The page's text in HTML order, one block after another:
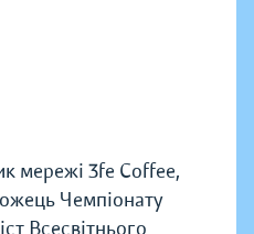
мережі 3fe Coffee,
Чемпіонату
Всесвітнього